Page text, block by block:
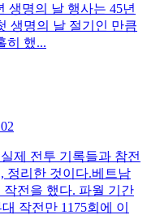
생명의 날 행사는 45년
생명의 날 절기인 만큼
히 했...
제 전투 기록들과 참전
정리한 것이다.베트남
전을 했다. 파월 기간
작전만 1175회에 이